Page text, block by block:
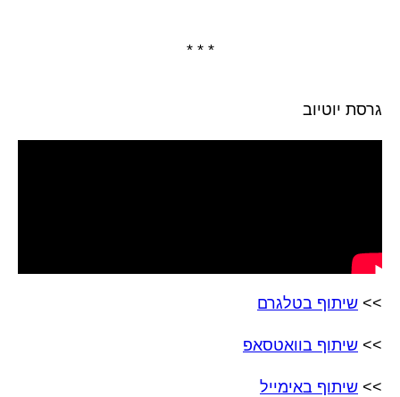
* * *
גרסת יוטיוב
>> שיתוף בטלגרם
>> שיתוף בוואטסאפ
>> שיתוף באימייל